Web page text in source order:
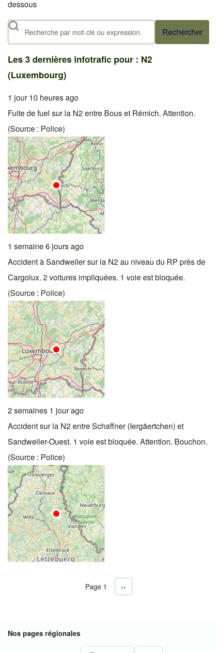
dessous
Rechercher
Les 3 dernières infotrafic pour : N2
(Luxembourg)
1 jour 10 heures ago
Fuite de fuel sur la N2 entre Bous et Rémich. Attention.
(Source : Police)
1 semaine 6 jours ago
Accident à Sandweiler sur la N2 au niveau du RP près de
Cargolux. 2 voitures impliquées. 1 voie est bloquée.
(Source : Police)
2 semaines 1 jour ago
Accident sur la N2 entre Schaffner (Iergäertchen) et
Sandweiler-Ouest. 1 voie est bloquée. Attention. Bouchon.
(Source : Police)
Pagination
Page 1 Next page
››
Nos pages régionales